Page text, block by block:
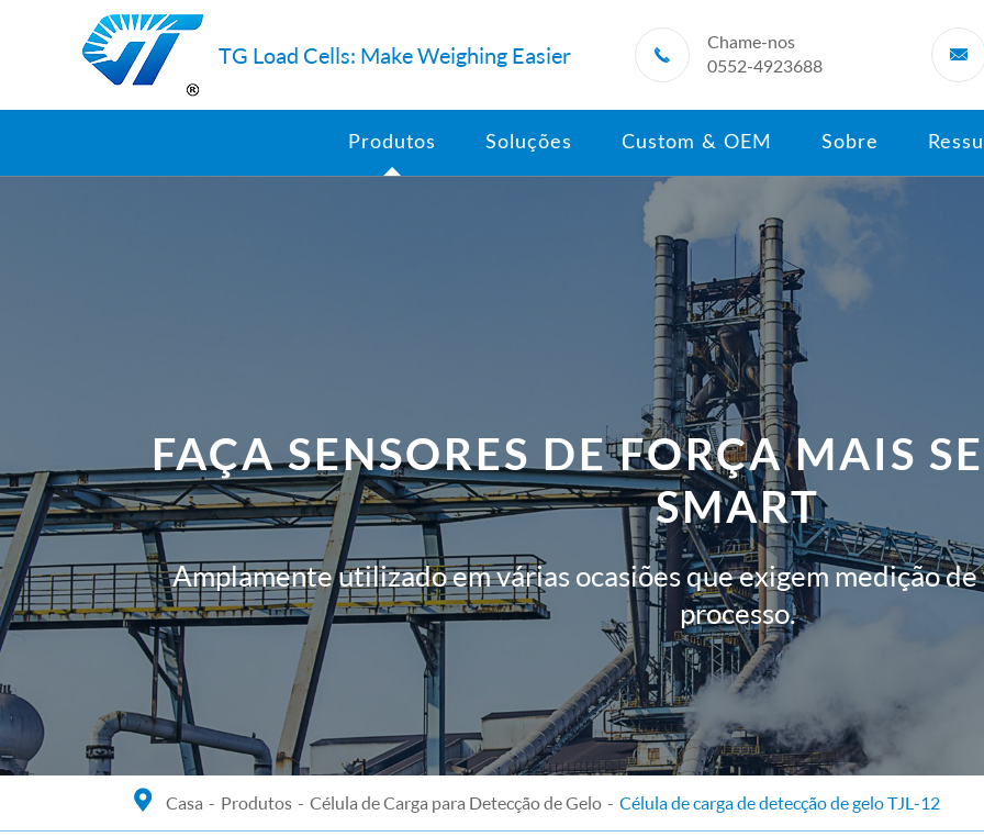
TG Load Cells: Make Weighing Easier 
Chame-nos
0552-4923688

Produtos Soluções Custom & OEM Sobre
FAÇA SENSORES DE FORÇA MAIS
SMART
Amplamente utilizado em várias ocasiões que exigem medição
processo.
Casa Produtos Célula de Carga para Detecção de Gelo Célula de carga de detecção de gelo TJL-12